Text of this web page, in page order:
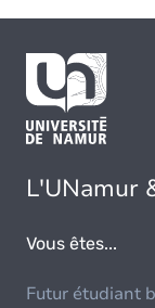
L'UNamur
Vous êtes...
Futur étudiant